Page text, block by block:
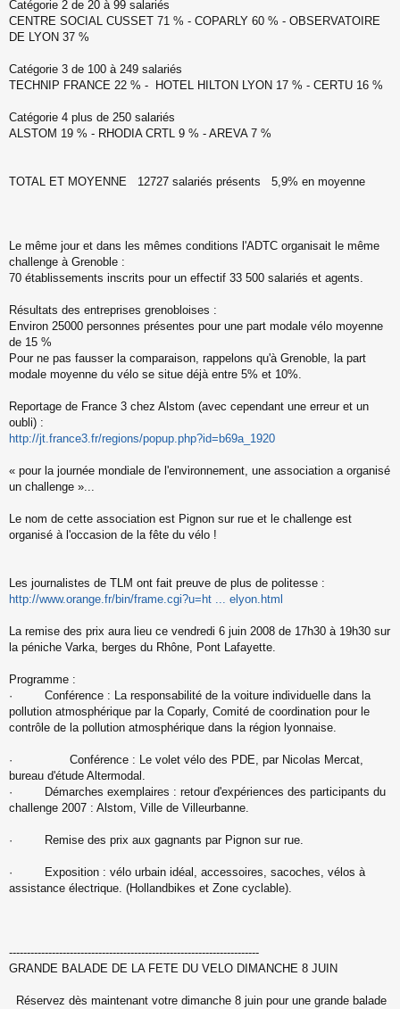
Catégorie 2 de 20 à 99 salariés
CENTRE SOCIAL CUSSET 71 % - COPARLY 60 % - OBSERVATOIRE
DE LYON 37 %
Catégorie 3 de 100 à 249 salariés
TECHNIP FRANCE 22 % - HOTEL HILTON LYON 17 % - CERTU 16 %
Catégorie 4 plus de 250 salariés
ALSTOM 19 % - RHODIA CRTL 9 % - AREVA 7 %
TOTAL ET MOYENNE 12727 salariés présents 5,9% en moyenne
Le même jour et dans les mêmes conditions l'ADTC organisait le même
challenge à Grenoble :
70 établissements inscrits pour un effectif 33 500 salariés et agents.
Résultats des entreprises grenobloises :
Environ 25000 personnes présentes pour une part modale vélo moyenne
de 15 %
Pour ne pas fausser la comparaison, rappelons qu'à Grenoble, la part
modale moyenne du vélo se situe déjà entre 5% et 10%.
Reportage de France 3 chez Alstom (avec cependant une erreur et un
oubli) :
http://jt.france3.fr/regions/popup.php?id=b69a_1920
« pour la journée mondiale de l'environnement, une association a organisé
un challenge »...
Le nom de cette association est Pignon sur rue et le challenge est
organisé à l'occasion de la fête du vélo !
Les journalistes de TLM ont fait preuve de plus de politesse :
http://www.orange.fr/bin/frame.cgi?u=ht ... elyon.html
La remise des prix aura lieu ce vendredi 6 juin 2008 de 17h30 à 19h30 sur
la péniche Varka, berges du Rhône, Pont Lafayette.
Programme :
· Conférence : La responsabilité de la voiture individuelle dans la
pollution atmosphérique par la Coparly, Comité de coordination pour le
contrôle de la pollution atmosphérique dans la région lyonnaise.
· Conférence : Le volet vélo des PDE, par Nicolas Mercat,
bureau d'étude Altermodal.
· Démarches exemplaires : retour d'expériences des participants du
challenge 2007 : Alstom, Ville de Villeurbanne.
· Remise des prix aux gagnants par Pignon sur rue.
· Exposition : vélo urbain idéal, accessoires, sacoches, vélos à
assistance électrique. (Hollandbikes et Zone cyclable).
----------------------------------------------------------------------
GRANDE BALADE DE LA FETE DU VELO DIMANCHE 8 JUIN
Réservez dès maintenant votre dimanche 8 juin pour une grande balade